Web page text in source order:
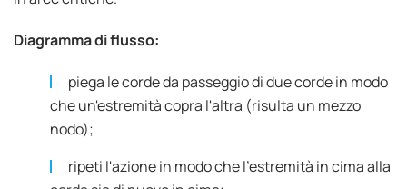
Diagramma di flusso:
piega le corde da passeggio di due corde in modo
che un'estremità copra l'altra (risulta un mezzo
nodo);
ripeti l'azione in modo che l'estremità in cima alla